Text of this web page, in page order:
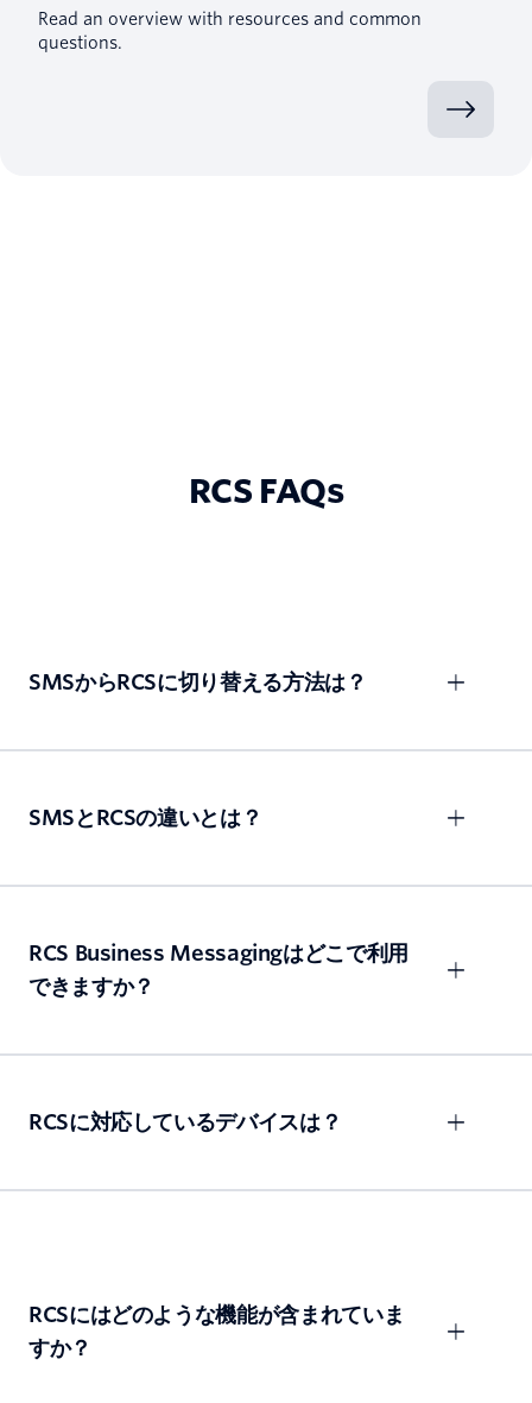
Read an overview with resources and common
questions.
RCS FAQs
SMSからRCSに切り替える方法は？
SMSとRCSの違いとは？
RCS Business Messagingはどこで利用
できますか？
RCSに対応しているデバイスは？
RCSにはどのような機能が含まれていま
すか？